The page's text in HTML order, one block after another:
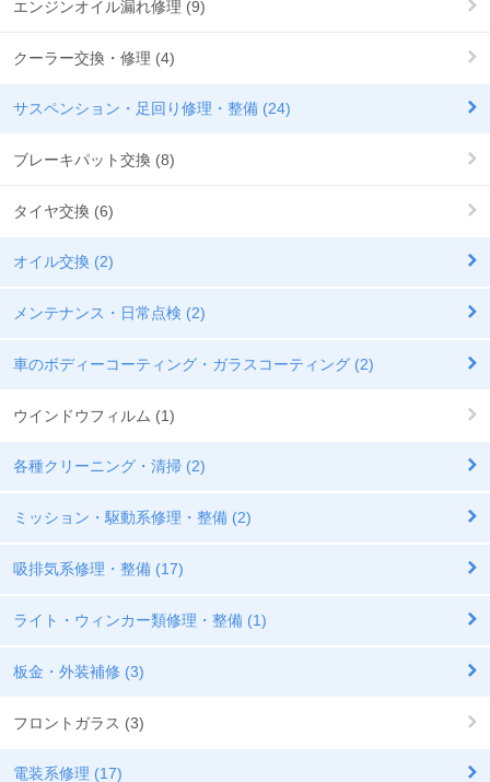
エンジンオイル漏れ修理 (9)
クーラー交換・修理 (4)
サスペンション・足回り修理・整備 (24)
ブレーキパット交換 (8)
タイヤ交換 (6)
オイル交換 (2)
メンテナンス・日常点検 (2)
車のボディーコーティング・ガラスコーティング (2)
ウインドウフィルム (1)
各種クリーニング・清掃 (2)
ミッション・駆動系修理・整備 (2)
吸排気系修理・整備 (17)
ライト・ウィンカー類修理・整備 (1)
板金・外装補修 (3)
フロントガラス (3)
電装系修理 (17)